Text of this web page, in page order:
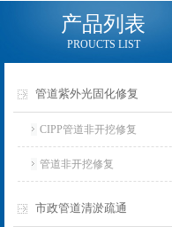
产品列表
PROUCTS LIST
管道紫外光固化修复
CIPP管道非开挖修复
管道非开挖修复
市政管道清淤疏通